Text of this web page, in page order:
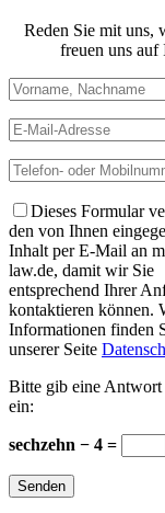
Reden Sie mit uns,
freuen uns auf
Dieses Formular
den von Ihnen
Inhalt per E-Mail an
law.de, damit wir Sie
entsprechend Ihrer
kontaktieren können.
Informationen finden
unserer Seite
Bitte gib eine
ein:
sechzehn − 4 =